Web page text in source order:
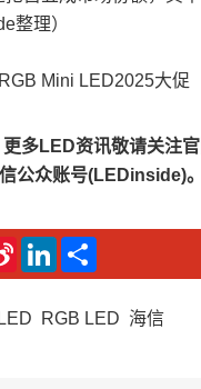
整理）
多LED资讯敬请关注
公众账号(LEDinside)。
S
n
W
L
n
e
RGB LED 海信